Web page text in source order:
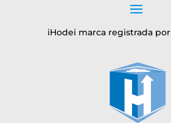
iHodei marca registrada por